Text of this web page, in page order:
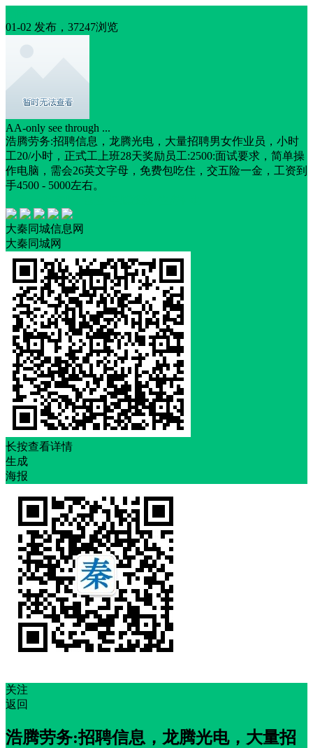
01-02 发布，37247浏览
AA-only see through ...
浩腾劳务:招聘信息，龙腾光电，大量招聘男女作业员，小时
工20/小时，正式工上班28天奖励员工:2500:面试要求，简单操
作电脑，需会26英文字母，免费包吃住，交五险一金，工资到
手4500 - 5000左右。
大秦同城信息网
大秦同城网
长按查看详情
生成
海报
关注
返回
浩腾劳务:招聘信息，龙腾光电，大量招